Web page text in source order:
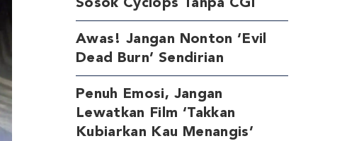
Sosok Cyclops Tanpa CGI
Awas! Jangan Nonton ‘Evil
Dead Burn’ Sendirian
Penuh Emosi, Jangan
Lewatkan Film ‘Takkan
Kubiarkan Kau Menangis’